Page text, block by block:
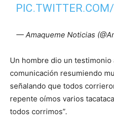
— Amaqueme Noticias
Un hombre dio un
comunicación resumiendo
señalando que todos
repente oímos varios
todos corrimos”.